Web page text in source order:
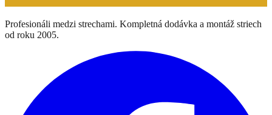
Profesionáli medzi strechami. Kompletná dodávka a montáž striech
od roku 2005.